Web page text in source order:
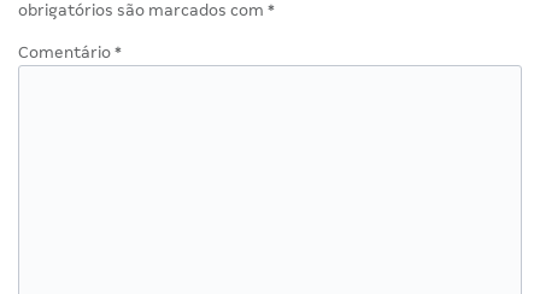
obrigatórios são marcados com *
Comentário *